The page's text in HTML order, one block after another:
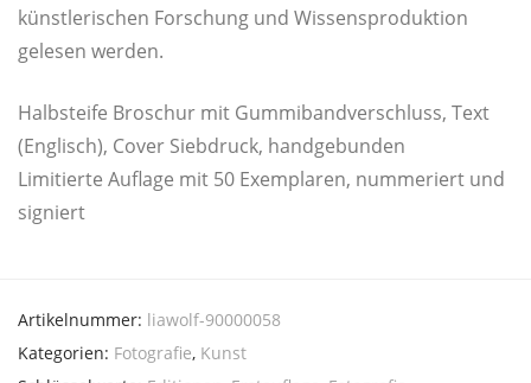
künst­le­ri­schen For­schung und Wis­sens­pro­duk­ti­on
gele­sen werden.
Halb­st­ei­fe Bro­schur mit Gum­mi­band­ver­schluss, Text
(Eng­lisch), Cover Sieb­druck, handgebunden
Limi­tier­te Auf­la­ge mit 50 Exem­pla­ren, num­me­riert und
signiert
Artikelnummer: liawolf-90000058
Kategorien: Fotografie, Kunst